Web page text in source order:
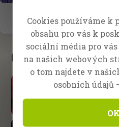
Čerstvé zprávy
Fire
Cookies používáme k
obsahu pro vás k
sociální média pro
na našich webových
o tom najdete v
osobních údajů
OK